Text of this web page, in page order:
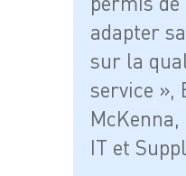
adapter
sur la
service »,
IT et